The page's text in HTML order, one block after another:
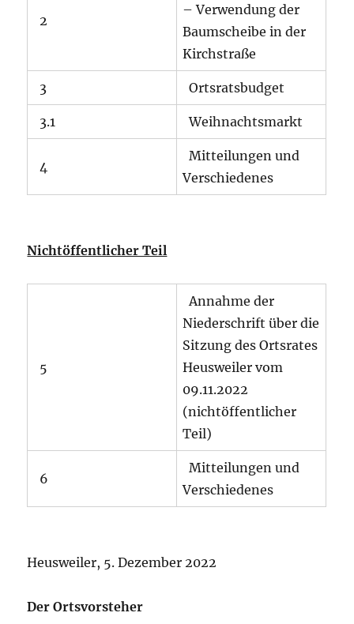
2
– Verwendung der
Baumscheibe in der
Kirchstraße
3 Ortsratsbudget
3.1 Weihnachtsmarkt
4
Mitteilungen und
Verschiedenes
Nichtöffentlicher Teil
5
Annahme der
Niederschrift über die
Sitzung des Ortsrates
Heusweiler vom
09.11.2022
(nichtöffentlicher
Teil)
6
Mitteilungen und
Verschiedenes
Heusweiler, 5. Dezember 2022
Der Ortsvorsteher